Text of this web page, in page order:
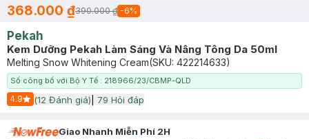
368.000 ₫390.000 ₫ -6%
Pekah
Kem Dưỡng Pekah Làm Sáng Và Nâng Tông Da 50ml
Melting Snow Whitening Cream(SKU: 422214633)
Số công bố với Bộ Y Tế : 218966/23/CBMP-QLD
4.9
Start Icon
(12 Đánh giá) 79 Hỏi đáp
Giao Nhanh Miễn Phí 2H